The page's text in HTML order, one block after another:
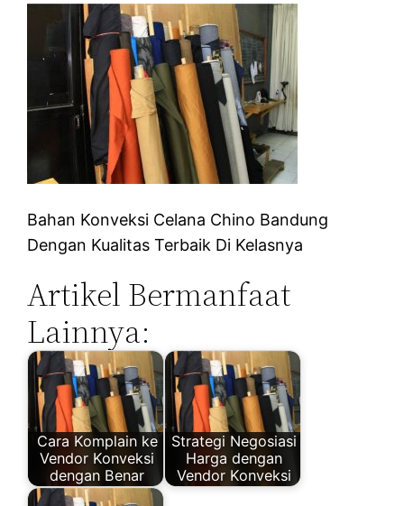
Bahan Konveksi Celana Chino Bandung
Dengan Kualitas Terbaik Di Kelasnya
Artikel Bermanfaat
Lainnya:
Cara Komplain ke
Vendor Konveksi
dengan Benar
Strategi Negosiasi
Harga dengan
Vendor Konveksi